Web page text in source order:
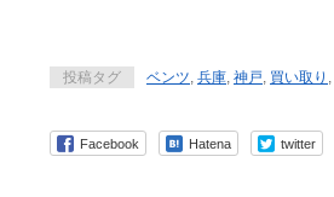
投稿タグ ベンツ, 兵庫, 神戸, 買い取り ,
Facebook Hatena twitter